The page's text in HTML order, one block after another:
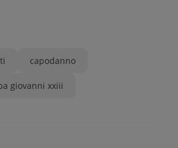
capodanno
giovanni xxiii